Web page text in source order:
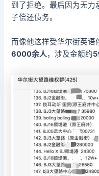
到了拒绝。最后因为无力
子偿还债务。
而像他这样受华尔街英语
6000余人，涉及金额约